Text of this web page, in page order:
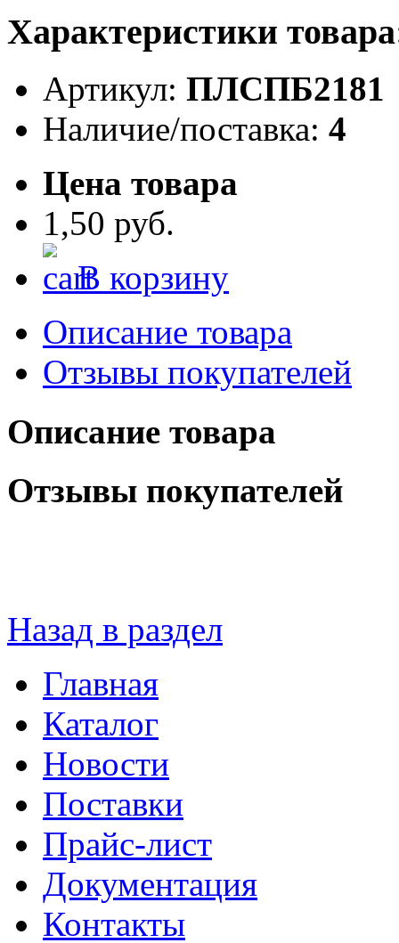
Характеристики
Артикул: ПЛСПБ2181
Наличие/поставка: 4
Цена товара
1,50 руб.
В корзину
Описание товара
Отзывы покупателей
Описание товара
Отзывы покупателей
Назад в раздел
Главная
Каталог
Новости
Поставки
Прайс-лист
Документация
Контакты